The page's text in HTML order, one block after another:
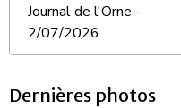
Journal de l'Orne -
2/07/2026
Dernières photos